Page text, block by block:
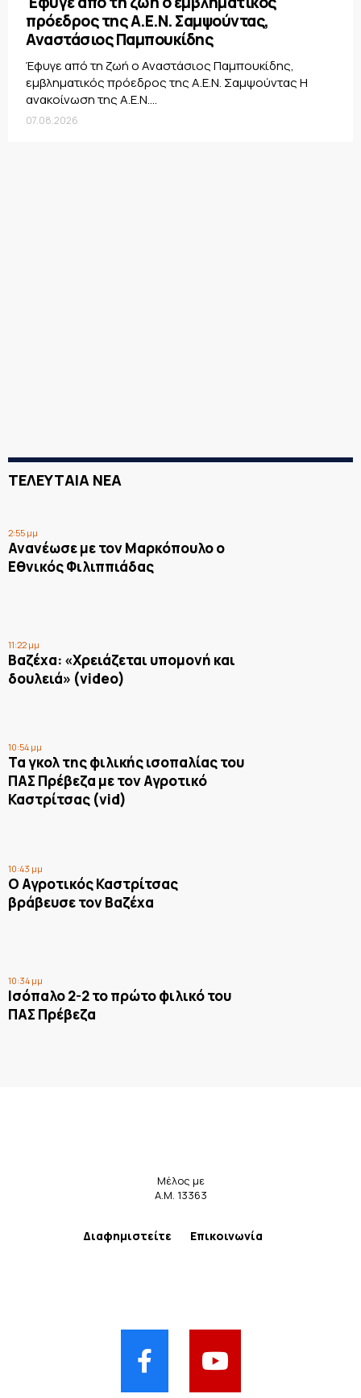
πρόεδρος της Α.Ε.Ν. Σαμψούντας,
Αναστάσιος Παμπουκίδης
Έφυγε από τη ζωή ο Αναστάσιος Παμπουκίδης,
εμβληματικός πρόεδρος της Α.Ε.Ν. Σαμψούντας Η
ανακοίνωση της Α.Ε.Ν....
07.08.2026
ΤΕΛΕΥΤΑΙΑ ΝΕΑ
2:55 μμ
Ανανέωσε με τον Μαρκόπουλο ο
Εθνικός Φιλιππιάδας
11:22 μμ
Βαζέχα: «Χρειάζεται υπομονή και
δουλειά» (video)
10:54 μμ
Τα γκολ της φιλικής ισοπαλίας του
ΠΑΣ Πρέβεζα με τον Αγροτικό
Καστρίτσας (vid)
10:43 μμ
Ο Αγροτικός Καστρίτσας
βράβευσε τον Βαζέχα
10:34 μμ
Ισόπαλο 2-2 το πρώτο φιλικό του
ΠΑΣ Πρέβεζα
Μέλος με
Α.Μ. 13363
Διαφημιστείτε Επικοινωνία